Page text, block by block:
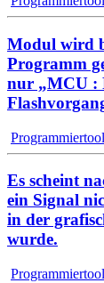
Modul wird
Programm
nur „MCU :
Es scheint
ein Signal
in der
wurde.